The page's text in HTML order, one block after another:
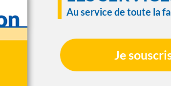
Au service de toute la
Je